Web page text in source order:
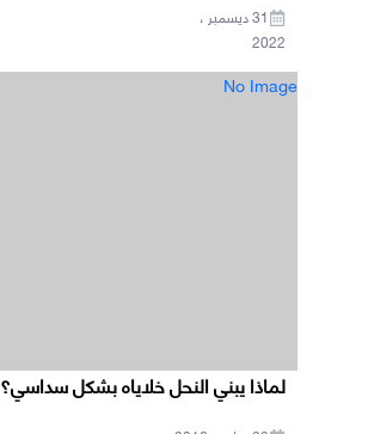
31 ديسمبر ،
2022
No Image
لماذا يبني النحل خلاياه بشكل سداسي؟